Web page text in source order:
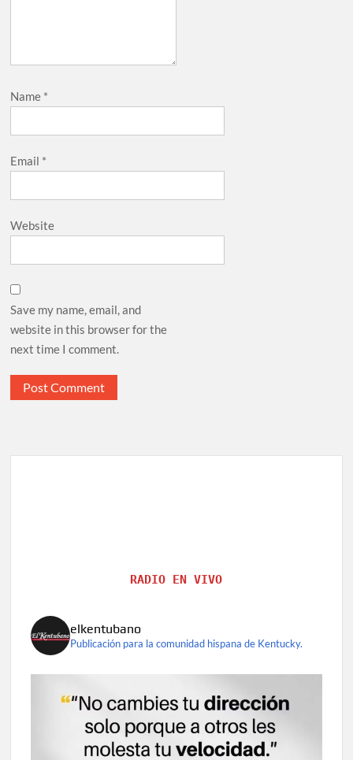
Name *
Email *
Website
Save my name, email, and
website in this browser for the
next time I comment.
RADIO EN VIVO
elkentubano
Publicación para la comunidad hispana de Kentucky.